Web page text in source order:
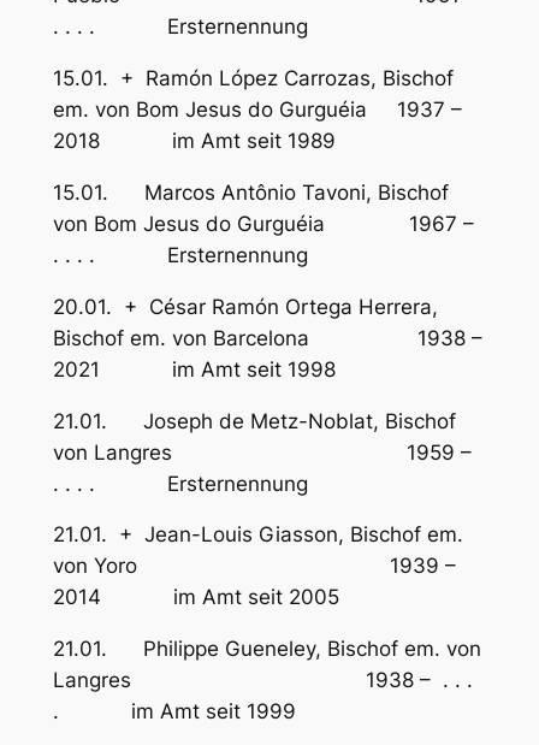
. . . . Ersternennung
15.01. + Ramón López Carrozas, Bischof
em. von Bom Jesus do Gurguéia 1937 –
2018 im Amt seit 1989
15.01. Marcos Antônio Tavoni, Bischof
von Bom Jesus do Gurguéia 1967 –
. . . . Ersternennung
20.01. + César Ramón Ortega Herrera,
Bischof em. von Barcelona 1938 –
2021 im Amt seit 1998
21.01. Joseph de Metz-Noblat, Bischof
von Langres 1959 –
. . . . Ersternennung
21.01. + Jean-Louis Giasson, Bischof em.
von Yoro 1939 –
2014 im Amt seit 2005
21.01. Philippe Gueneley, Bischof em. von
Langres 1938 – . . .
. im Amt seit 1999